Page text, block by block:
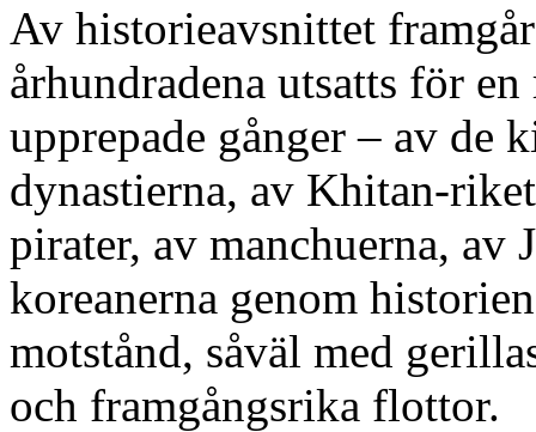
Av historieavsnittet
århundradena utsatts för
upprepade gånger – av de
dynastierna, av Khitan-
pirater, av manchuerna, av
koreanerna genom
motstånd, såväl med
och framgångsrika flottor.